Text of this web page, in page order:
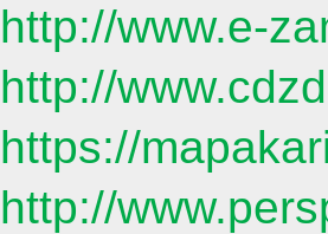
http://www.e-
http://
https://
http://